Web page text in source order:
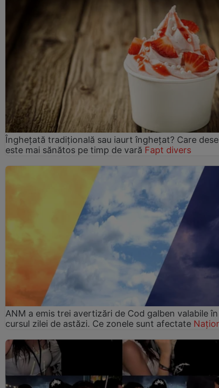
Înghețată tradițională sau iaurt înghețat? Care
este mai sănătos pe timp de vară Fapt divers
ANM a emis trei avertizări de Cod galben valabile în
cursul zilei de astăzi. Ce zonele sunt afectate